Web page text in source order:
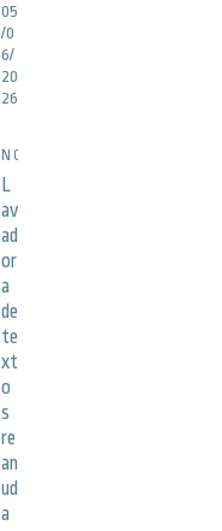
05
/0
6/
20
26
NOTICIAS
L
av
ad
or
a
de
te
xt
o
s
re
an
ud
a